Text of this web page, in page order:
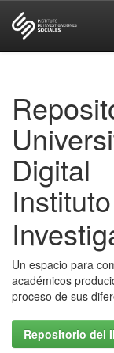
Digital
Un espacio para
académicos
proceso de sus
Repositorio del